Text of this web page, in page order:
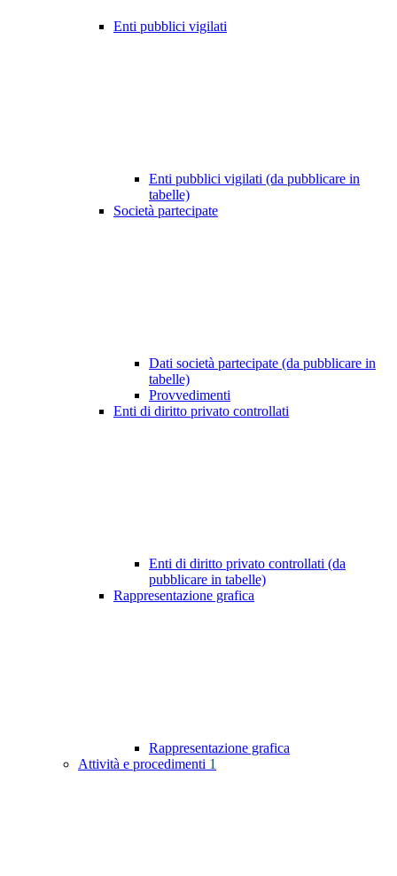
Enti pubblici vigilati
Enti pubblici vigilati (da pubblicare in
tabelle)
Società partecipate
Dati società partecipate (da pubblicare in
tabelle)
Provvedimenti
Enti di diritto privato controllati
Enti di diritto privato controllati (da
pubblicare in tabelle)
Rappresentazione grafica
Rappresentazione grafica
Attività e procedimenti 1